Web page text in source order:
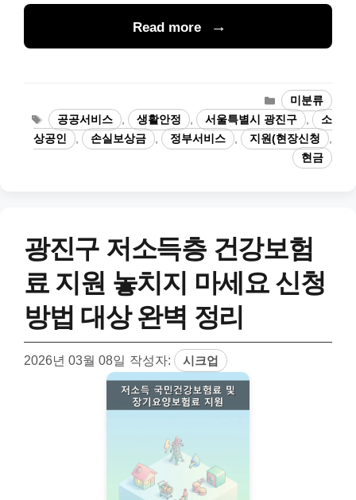
Read more
카
테
고
리
미분류
태
그
공공서비스 , 생활안정 , 서울특별시 광진구 ,
소
상공인
, 손실보상금 , 정부서비스 , 지원(현장신청
,
현금
광진구 저소득층 건강보험
료 지원 놓치지 마세요 신청
방법 대상 완벽 정리
2026년 03월 08일 작성자: 시크업